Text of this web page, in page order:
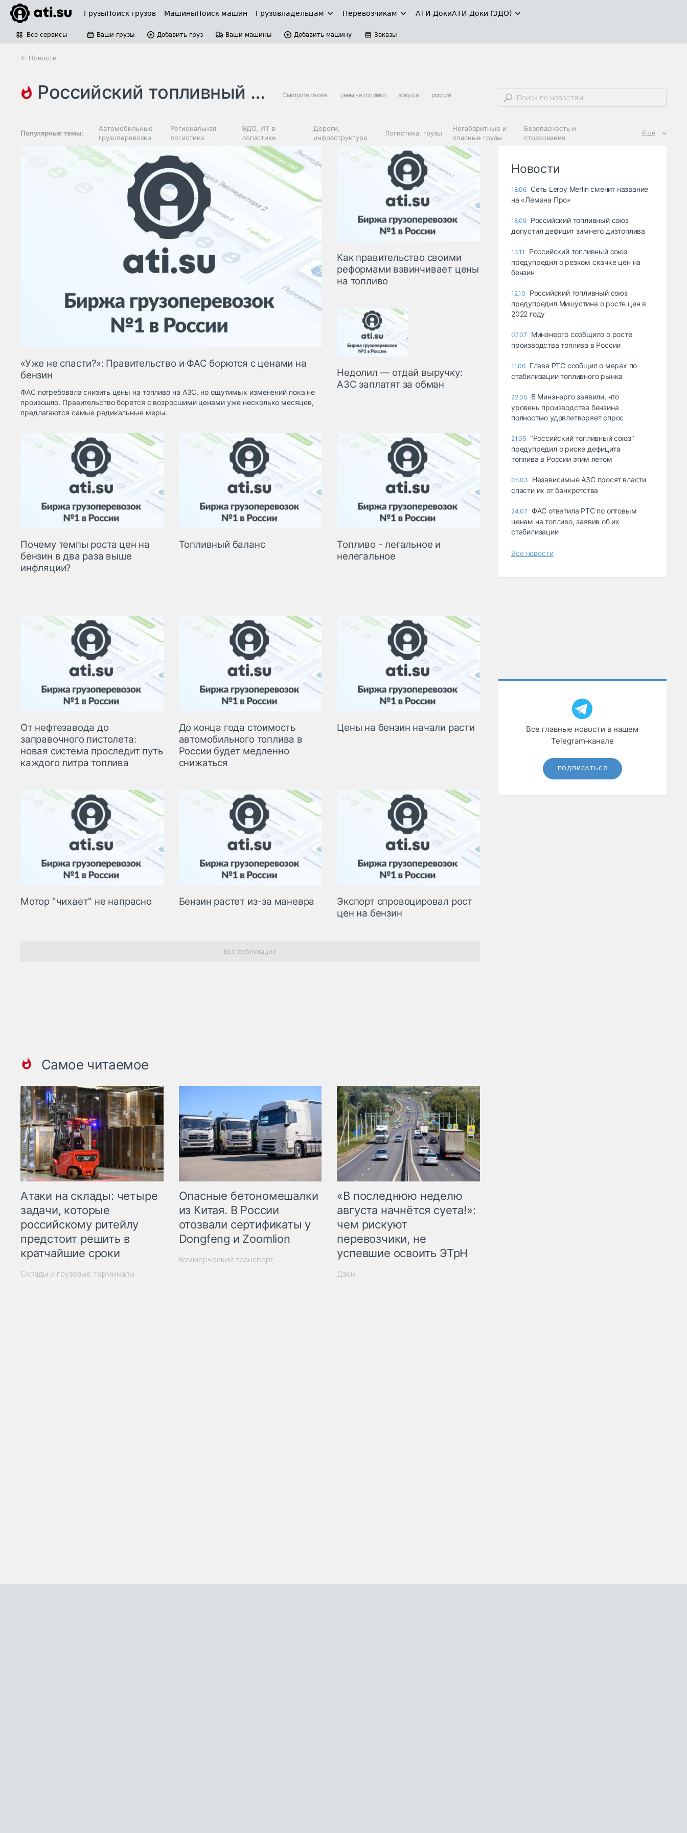
ГрузыПоиск грузов МашиныПоиск машин Грузовладельцам Перевозчикам АТИ-ДокиАТИ-Доки (ЭДО)
Все сервисы Ваши грузы Добавить груз Ваши машины Добавить машину Заказы
← Новости
российский топливный союз Смотрите также цены на топливо аркуша россия
Популярные темы:
Автомобильные
грузоперевозки
Региональная
логистика
ЭДО, ИТ в
логистике
Дороги,
инфраструктура
Логистика, грузы
Негабаритные и
опасные грузы
Безопасность и
страхование
Таможня и ВЭД
грузовые
терминалы
Коммерческий
транспорт
Спецтехника
Автосервис,
запчасти, шины
Топливо, масла и
автохимия
Ещё
«Уже не спасти?»: Правительство и ФАС борются с ценами на
бензин
ФАС потребовала снизить цены на топливо на АЗС, но ощутимых изменений пока не
произошло. Правительство борется с возросшими ценами уже несколько месяцев,
предлагаются самые радикальные меры.
Как правительство своими
реформами взвинчивает цены
на топливо
Недолил — отдай выручку:
АЗС заплатят за обман
Почему темпы роста цен на
бензин в два раза выше
инфляции?
Топливный баланс
Топливо - легальное и
нелегальное
От нефтезавода до
заправочного пистолета:
новая система проследит путь
каждого литра топлива
До конца года стоимость
автомобильного топлива в
России будет медленно
снижаться
Цены на бензин начали расти
Мотор "чихает" не напрасно Бензин растет из-за маневра
Экспорт спровоцировал рост
цен на бензин
Все публикации
Самое читаемое
Атаки на склады: четыре
задачи, которые
российскому ритейлу
предстоит решить в
кратчайшие сроки
Склады и грузовые терминалы
Опасные бетономешалки
из Китая. В России
отозвали сертификаты у
Dongfeng и Zoomlion
Коммерческий транспорт
«В последнюю неделю
августа начнётся суета!»:
чем рискуют
перевозчики, не
успевшие освоить ЭТрН
Дзен
Новости
18.06 Сеть Leroy Merlin сменит название
на «Лемана Про»
18.09 Российский топливный союз
допустил дефицит зимнего дизтоплива
13.11
Российский топливный союз
предупредил о резком скачке цен на
бензин
12.10
Российский топливный союз
предупредил Мишустина о росте цен в
2022 году
07.07
Минэнерго сообщило о росте
производства топлива в России
11.06 Глава РТС сообщил о мерах по
стабилизации топливного рынка
22.05 В Минэнерго заявили, что
уровень производства бензина
полностью удовлетворяет спрос
21.05 "Российский топливный союз"
предупредил о риске дефицита
топлива в России этим летом
05.03
Независимые АЗС просят власти
спасти их от банкротства
24.07
ФАС ответила РТС по оптовым
ценам на топливо, заявив об их
стабилизации
Все новости
Все главные новости в нашем
Telegram‑канале
ПОДПИСАТЬСЯ